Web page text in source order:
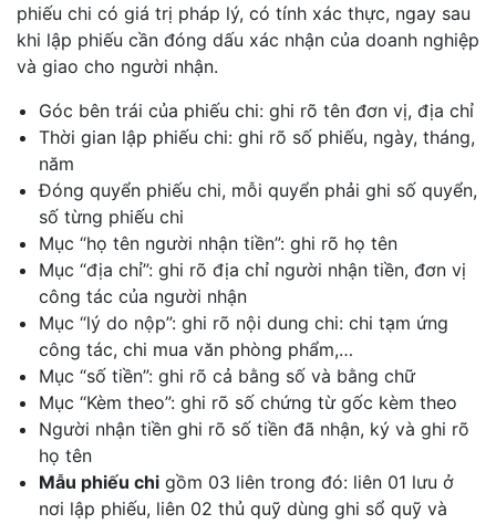
phiếu chi có giá trị pháp lý, có tính xác thực, ngay sau
khi lập phiếu cần đóng dấu xác nhận của doanh nghiệp
và giao cho người nhận.
Góc bên trái của phiếu chi: ghi rõ tên đơn vị, địa chỉ
Thời gian lập phiếu chi: ghi rõ số phiếu, ngày, tháng,
năm
Đóng quyển phiếu chi, mỗi quyển phải ghi số quyển,
số từng phiếu chi
Mục “họ tên người nhận tiền”: ghi rõ họ tên
Mục “địa chỉ”: ghi rõ địa chỉ người nhận tiền, đơn vị
công tác của người nhận
Mục “lý do nộp”: ghi rõ nội dung chi: chi tạm ứng
công tác, chi mua văn phòng phẩm,…
Mục “số tiền”: ghi rõ cả bằng số và bằng chữ
Mục “Kèm theo”: ghi rõ số chứng từ gốc kèm theo
Người nhận tiền ghi rõ số tiền đã nhận, ký và ghi rõ
họ tên
Mẫu phiếu chi gồm 03 liên trong đó: liên 01 lưu ở
nơi lập phiếu, liên 02 thủ quỹ dùng ghi sổ quỹ và